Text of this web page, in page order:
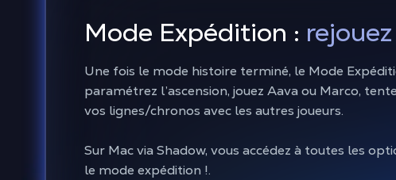
Mode Expédition :
Une fois le mode histoire terminé, le Mode
paramétrez l’ascension, jouez Aava ou Marco,
vos lignes/chronos avec les autres joueurs.
Sur Mac via Shadow, vous accédez à toutes les
le mode expédition !.